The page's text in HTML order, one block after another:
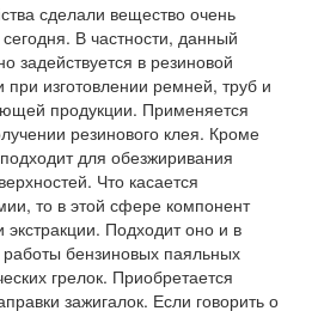
сделали вещество очень
В частности, данный
задействуется в резиновой
изготовлении ремней, труб и
продукции. Применяется
резинового клея. Кроме
для обезжиривания
Что касается
то в этой сфере компонент
экстракции. Подходит оно и в
бензиновых паяльных
грелок. Приобретается
зажигалок. Если говорить о